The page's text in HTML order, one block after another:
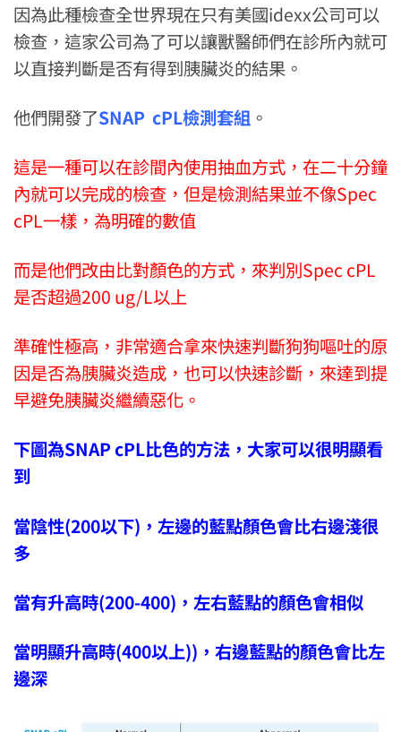
因為此種檢查全世界現在只有美國idexx公司可以
檢查，這家公司為了可以讓獸醫師們在診所內就可
以直接判斷是否有得到胰臟炎的結果。
他們開發了SNAP cPL檢測套組 。
這是一種可以在診間內使用抽血方式，在二十分鐘
內就可以完成的檢查，但是檢測結果並不像Spec
cPL一樣，為明確的數值
而是他們改由比對顏色的方式，來判別Spec cPL
是否超過200 ug/L以上
準確性極高，非常適合拿來快速判斷狗狗嘔吐的原
因是否為胰臟炎造成，也可以快速診斷，來達到提
早避免胰臟炎繼續惡化。
下圖為SNAP cPL比色的方法，大家可以很明顯看
到
當陰性(200以下)，左邊的藍點顏色會比右邊淺很
多
當有升高時(200-400)，左右藍點的顏色會相似
當明顯升高時(400以上))，右邊藍點的顏色會比左
邊深